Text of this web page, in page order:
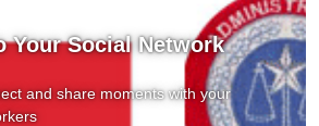
Your Social Network
and share moments with your